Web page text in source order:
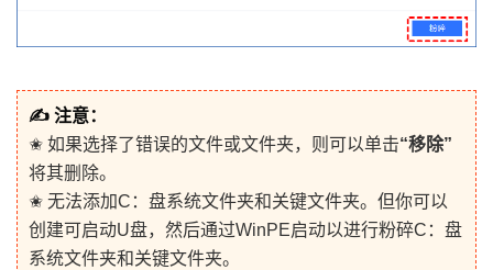
✍ 注意：
✬ 如果选择了错误的文件或文件夹，则可以单击“移除”
将其删除。
✬ 无法添加C：盘系统文件夹和关键文件夹。但你可以
创建可启动U盘，然后通过WinPE启动以进行粉碎C：盘
系统文件夹和关键文件夹。